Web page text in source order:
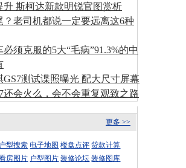
升 斯柯达新款明锐官图赏析
？老司机都说一定要远离这6种
须克服的5大“毛病”91.3%的中
GS7测试谍照曝光 配大尺寸屏幕
还会火么，会不会重复观致之路
更多 >>
户型搜索 电子地图 楼盘点评 贷款计算
房图片 户型图片 装修论坛 装修图库